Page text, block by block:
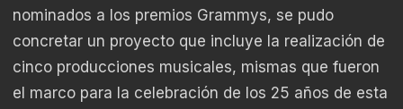
nominados a los premios Grammys, se pudo
concretar un proyecto que incluye la realización de
cinco producciones musicales, mismas que fueron
el marco para la celebración de los 25 años de esta